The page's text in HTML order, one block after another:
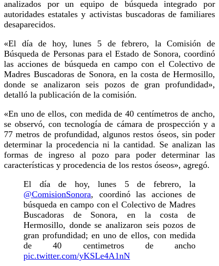
analizados por un equipo de búsqueda integrado por
autoridades estatales y activistas buscadoras de familiares
desaparecidos.
«El día de hoy, lunes 5 de febrero, la Comisión de
Búsqueda de Personas para el Estado de Sonora, coordinó
las acciones de búsqueda en campo con el Colectivo de
Madres Buscadoras de Sonora, en la costa de Hermosillo,
donde se analizaron seis pozos de gran profundidad»,
detalló la publicación de la comisión.
«En uno de ellos, con medida de 40 centímetros de ancho,
se observó, con tecnología de cámara de prospección y a
77 metros de profundidad, algunos restos óseos, sin poder
determinar la procedencia ni la cantidad. Se analizan las
formas de ingreso al pozo para poder determinar las
características y procedencia de los restos óseos», agregó.
El día de hoy, lunes 5 de febrero, la
@ComisionSonora, coordinó las acciones de
búsqueda en campo con el Colectivo de Madres
Buscadoras de Sonora, en la costa de
Hermosillo, donde se analizaron seis pozos de
gran profundidad; en uno de ellos, con medida
de 40 centimetros de ancho
pic.twitter.com/yKSLe4A1nN